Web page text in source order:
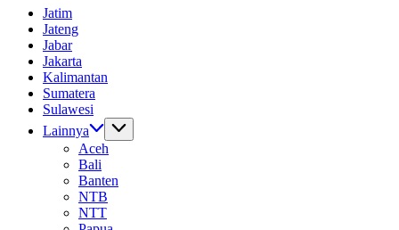
News
Informasi
Dunia
Tanpa
Batas
Jatim
Jateng
Jabar
Jakarta
Kalimantan
Sumatera
Sulawesi
Lainnya
Aceh
Bali
Banten
NTB
NTT